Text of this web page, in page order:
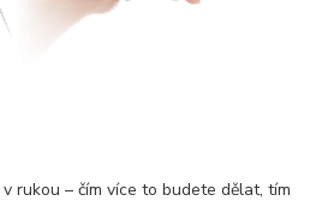
rukou – čím více to budete dělat, tím